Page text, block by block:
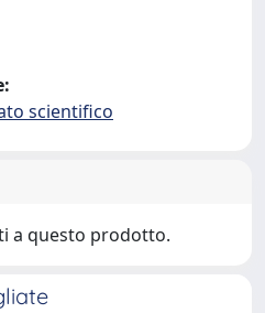
scientifico
a questo prodotto.